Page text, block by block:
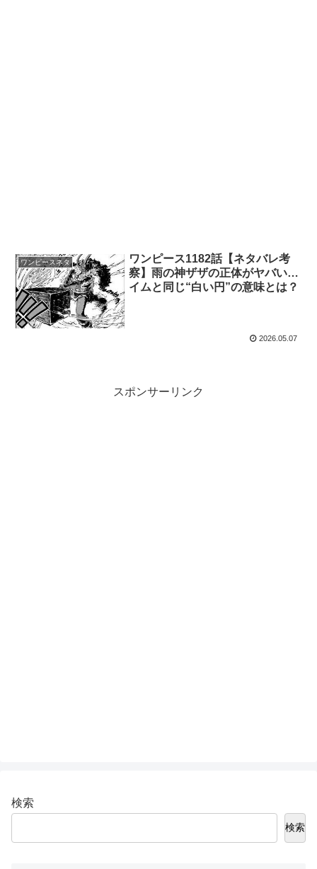
ワンピースネタ
ワンピース1182話【ネタバレ考
察】雨の神ザザの正体がヤバい…
イムと同じ“白い円”の意味とは？
2026.05.07
スポンサーリンク
検索
検索